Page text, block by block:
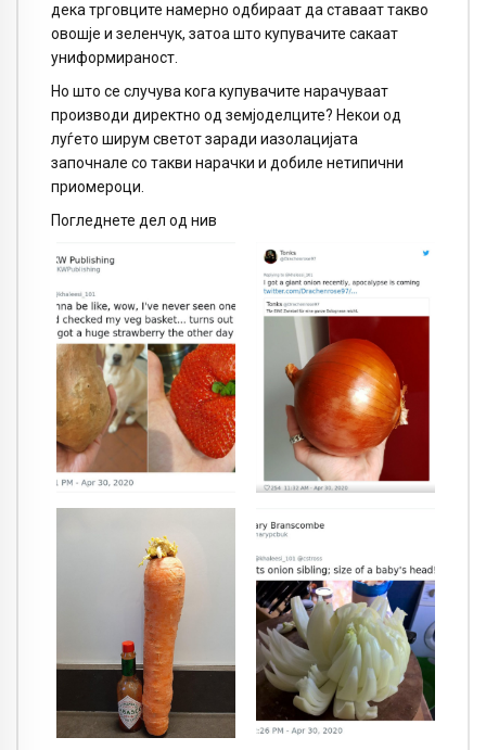
дека трговците намерно одбираат да ставаат такво
овошје и зеленчук, затоа што купувачите сакаат
униформираност.
Но што се случува кога купувачите нарачуваат
производи директно од земјоделците? Некои од
луѓето ширум светот заради иазолацијата
започнале со такви нарачки и добиле нетипични
приомероци.
Погледнете дел од нив